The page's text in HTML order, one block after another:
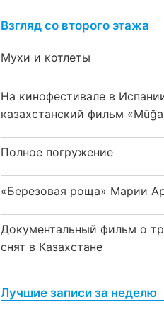
Взгляд со второго этажа
Мухи и котлеты
На кинофестивале в
казахстанский фильм
Полное погружение
«Березовая роща» Марии
Документальный фильм о
снят в Казахстане
Лучшие записи за неделю